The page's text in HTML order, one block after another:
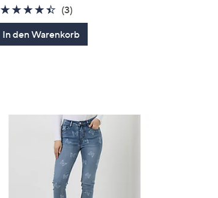
4.3
von
5
(3)
Bewertungen
In den Warenkorb